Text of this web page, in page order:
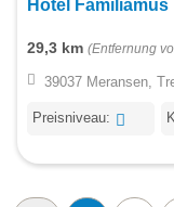
Hotel Familiamus
29,3 km (Entfernung
39037 Meransen,
Preisniveau: